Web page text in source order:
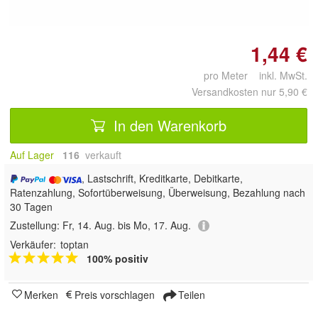
1,44 €
pro Meter inkl. MwSt.
Versandkosten nur 5,90 €
In den Warenkorb
Auf Lager 116 verkauft
, Lastschrift, Kreditkarte, Debitkarte,
Ratenzahlung, Sofortüberweisung, Überweisung, Bezahlung nach
30 Tagen
Zustellung: Fr, 14. Aug. bis Mo, 17. Aug.
Verkäufer: toptan
100% positiv
Merken Preis vorschlagen Teilen